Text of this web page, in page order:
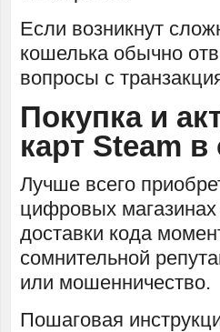
Если возникнут
кошелька обычно
вопросы с
Покупка и
карт Steam
Лучше всего
цифровых
доставки кода
сомнительной
или мошенничество.
Пошаговая